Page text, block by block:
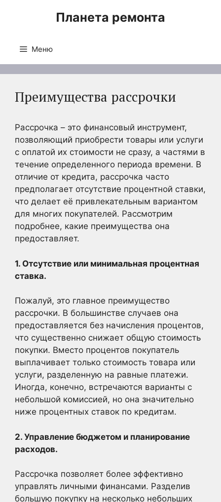
Планета ремонта
Меню
Преимущества рассрочки
Рассрочка – это финансовый инструмент,
позволяющий приобрести товары или услуги
с оплатой их стоимости не сразу, а частями в
течение определенного периода времени. В
отличие от кредита, рассрочка часто
предполагает отсутствие процентной ставки,
что делает её привлекательным вариантом
для многих покупателей. Рассмотрим
подробнее, какие преимущества она
предоставляет.
1. Отсутствие или минимальная процентная
ставка.
Пожалуй, это главное преимущество
рассрочки. В большинстве случаев она
предоставляется без начисления процентов,
что существенно снижает общую стоимость
покупки. Вместо процентов покупатель
выплачивает только стоимость товара или
услуги, разделенную на равные платежи.
Иногда, конечно, встречаются варианты с
небольшой комиссией, но она значительно
ниже процентных ставок по кредитам.
2. Управление бюджетом и планирование
расходов.
Рассрочка позволяет более эффективно
управлять личными финансами. Разделив
большую покупку на несколько небольших